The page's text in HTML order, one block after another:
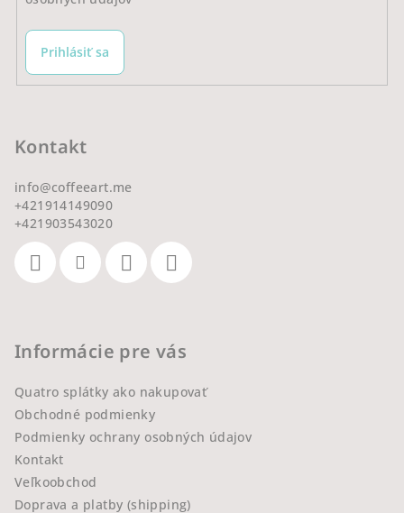
Prihlásiť sa
Kontakt
info@coffeeart.me
+421914149090
+421903543020
Informácie pre vás
Quatro splátky ako nakupovať
Obchodné podmienky
Podmienky ochrany osobných údajov
Kontakt
Veľkoobchod
Doprava a platby (shipping)